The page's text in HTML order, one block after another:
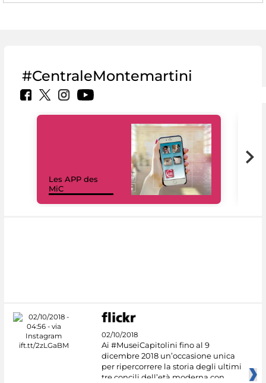
#CentraleMontemartini
Les APP des
MiC
02/10/2018
Ai #MuseiCapitolini fino al 9
dicembre 2018 un’occasione unica
per ripercorrere la storia degli ultimi
tre concili dell’età moderna con